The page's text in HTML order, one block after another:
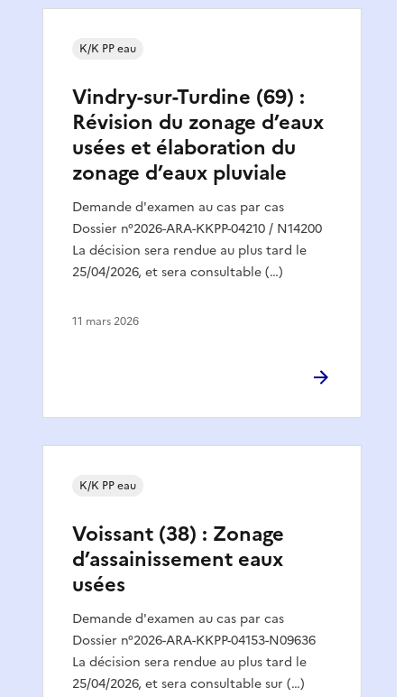
Vindry-sur-Turdine (69) :
Révision du zonage d’eaux
usées et élaboration du
zonage d’eaux pluviale
Demande d'examen au cas par cas
Dossier n°2026-ARA-KKPP-04210 / N14200
La décision sera rendue au plus tard le
25/04/2026, et sera consultable (…)
K/K PP eau
11 mars 2026
Voissant (38) : Zonage
d’assainissement eaux
usées
Demande d'examen au cas par cas
Dossier n°2026-ARA-KKPP-04153-N09636
La décision sera rendue au plus tard le
25/04/2026, et sera consultable sur (…)
K/K PP eau